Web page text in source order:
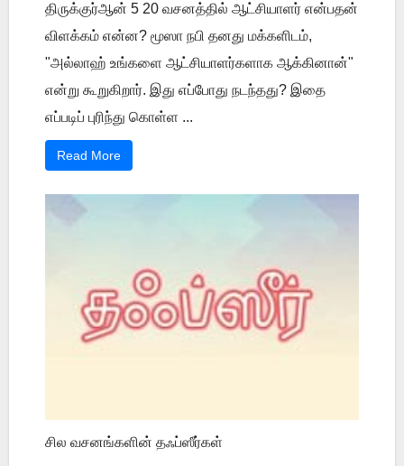
திருக்குர்ஆன் 5 20 வசனத்தில் ஆட்சியாளர் என்பதன்
விளக்கம் என்ன? மூஸா நபி தனது மக்களிடம்,
"அல்லாஹ் உங்களை ஆட்சியாளர்களாக ஆக்கினான்"
என்று கூறுகிறார். இது எப்போது நடந்தது? இதை
எப்படிப் புரிந்து கொள்ள ...
Read More
சில வசனங்களின் தஃப்ஸீர்கள்